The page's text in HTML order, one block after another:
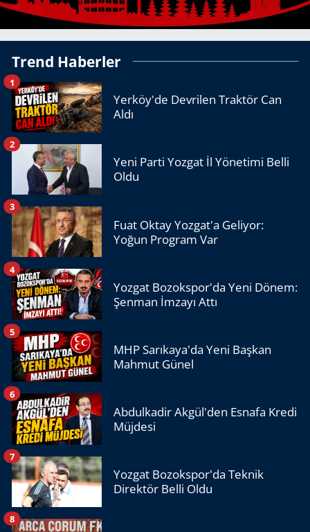
Trend Haberler
Yerköy'de Devrilen Traktör Can
Aldı
1
Yeni Parti Yozgat İl Yönetimi Belli
Oldu
2
Fuat Oktay Yozgat'a Geliyor:
Yoğun Program Var
3
Yozgat Bozokspor'da Yeni Dönem:
Şenman İmzayı Attı
4
MHP Sarıkaya'da Yeni Başkan
Mahmut Günel
5
Abdulkadir Akgül'den Esnafa Kredi
Müjdesi
6
Yozgat Bozokspor'da Teknik
Direktör Belli Oldu
7
8